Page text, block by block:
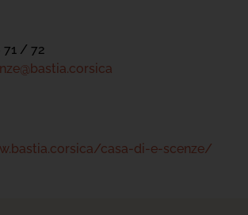
71 / 72
casa-di-e-scenze/